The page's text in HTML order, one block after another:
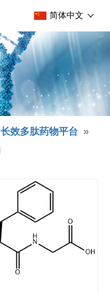
简体中文
长效多肽药物平台 »